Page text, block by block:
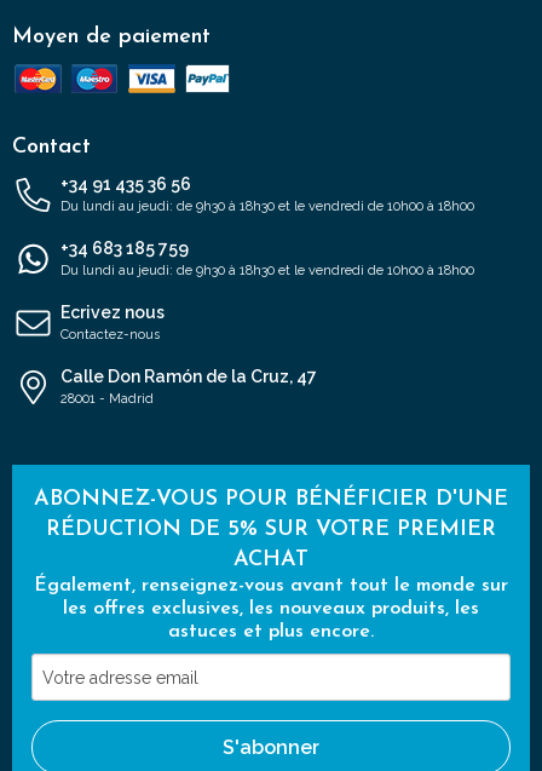
Moyen de paiement
Contact
+34 91 435 36 56
Du lundi au jeudi: de 9h30 à 18h30 et le vendredi de 10h00 à 18h00
+34 683 185 759
Du lundi au jeudi: de 9h30 à 18h30 et le vendredi de 10h00 à 18h00
Ecrivez nous
Contactez-nous
Calle Don Ramón de la Cruz, 47
28001 - Madrid
ABONNEZ-VOUS POUR BÉNÉFICIER D'UNE
RÉDUCTION DE 5% SUR VOTRE PREMIER
ACHAT
Également, renseignez-vous avant tout le monde sur
les offres exclusives, les nouveaux produits, les
astuces et plus encore.
Votre
adresse
email
S'abonner